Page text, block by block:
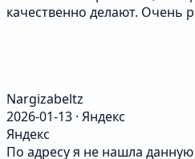
качественно делают. Очень
Nargizabeltz
2026-01-13 · Яндекс
Яндекс
По адресу я не нашла